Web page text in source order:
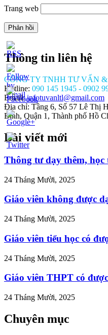
Trang web
mua-
la-
Thông tin liên hệ
CÔNG TY TNHH TƯ VẤN
Hotline: 090 145 1945 - 0902
Email:infotuvanltl@gmail.com
Địa chỉ: Tầng 6, Số 57 Lê Thị
Bình, Quận 1, Thành phố Hồ
Bài viết mới
Thông tư dạy thêm, học
24 Tháng Mười, 2025
Giáo viên không được
24 Tháng Mười, 2025
Giáo viên tiểu học có
24 Tháng Mười, 2025
Giáo viên THPT có
24 Tháng Mười, 2025
Chuyên mục